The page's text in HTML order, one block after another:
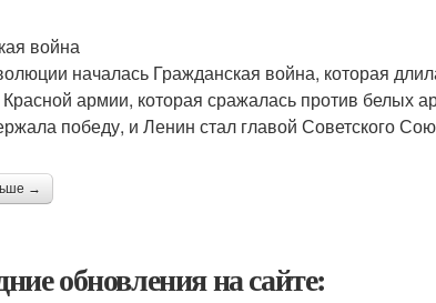
война
началась Гражданская война, которая
Красной армии, которая сражалась против белых
победу, и Ленин стал главой Советского
→
обновления на сайте: